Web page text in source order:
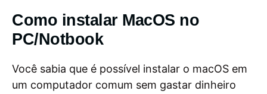
Como instalar MacOS no
PC/Notbook
Você sabia que é possível instalar o macOS em
um computador comum sem gastar dinheiro